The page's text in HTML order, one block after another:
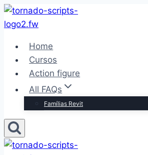
Pular
para
Conteúdo
Home
Cursos
Action figure
All FAQs
Famílias Revit